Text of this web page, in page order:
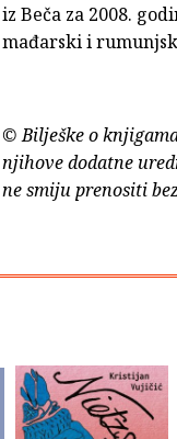
iz Beča za 2008.
mađarski i
© Bilješke o
njihove dodatne
ne smiju prenositi